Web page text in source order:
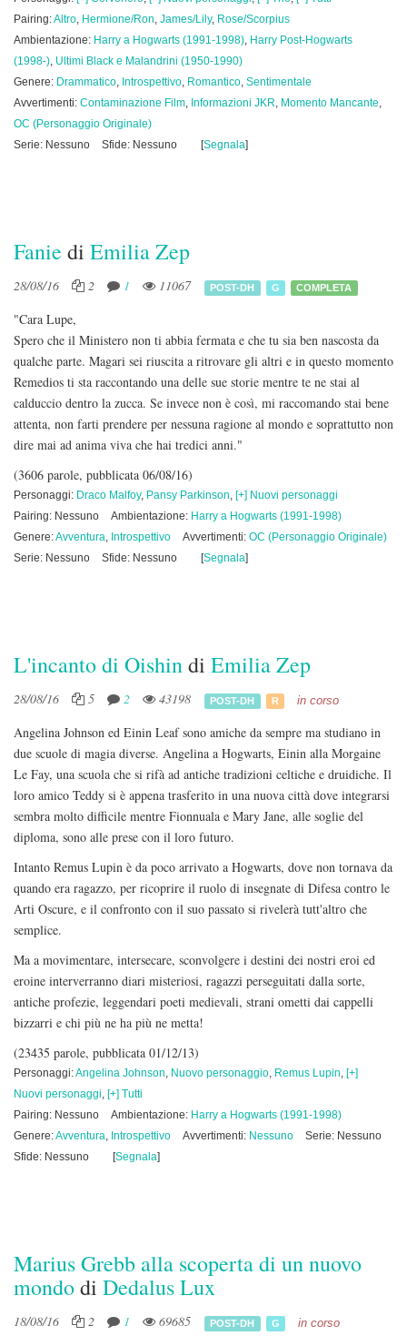
Pairing:Altro, Hermione/Ron, James/Lily, Rose/Scorpius
Ambientazione: Harry a Hogwarts (1991-1998), Harry Post-Hogwarts
(1998-), Ultimi Black e Malandrini (1950-1990)
Genere: Drammatico, Introspettivo, Romantico, Sentimentale
Avvertimenti: Contaminazione Film, Informazioni JKR, Momento Mancante,
OC (Personaggio Originale)
Serie: Nessuno
Sfide: Nessuno [Segnala]
Fanie di Emilia Zep
28/08/16 2 1 11067 POST-DH G COMPLETA
"Cara Lupe,
Spero che il Ministero non ti abbia fermata e che tu sia ben nascosta da
qualche parte. Magari sei riuscita a ritrovare gli altri e in questo momento
Remedios ti sta raccontando una delle sue storie mentre te ne stai al
calduccio dentro la zucca. Se invece non è così, mi raccomando stai bene
attenta, non farti prendere per nessuna ragione al mondo e soprattutto non
dire mai ad anima viva che hai tredici anni."
(3606 parole, pubblicata 06/08/16)
Personaggi: Draco Malfoy, Pansy Parkinson, [+] Nuovi personaggi
Pairing: Nessuno
Ambientazione: Harry a Hogwarts (1991-1998)
Genere:Avventura, Introspettivo Avvertimenti: OC (Personaggio Originale)
Serie: Nessuno
Sfide: Nessuno [Segnala]
L'incanto di Oishindi Emilia Zep
28/08/16 5 2 43198 POST-DH R in corso
Angelina Johnson ed Einin Leaf sono amiche da sempre ma studiano in
due scuole di magia diverse. Angelina a Hogwarts, Einin alla Morgaine
Le Fay, una scuola che si rifà ad antiche tradizioni celtiche e druidiche. Il
loro amico Teddy si è appena trasferito in una nuova città dove integrarsi
sembra molto difficile mentre Fionnuala e Mary Jane, alle soglie del
diploma, sono alle prese con il loro futuro.
Intanto Remus Lupin è da poco arrivato a Hogwarts, dove non tornava da
quando era ragazzo, per ricoprire il ruolo di insegnate di Difesa contro le
Arti Oscure, e il confronto con il suo passato si rivelerà tutt'altro che
semplice.
Ma a movimentare, intersecare, sconvolgere i destini dei nostri eroi ed
eroine interverranno diari misteriosi, ragazzi perseguitati dalla sorte,
antiche profezie, leggendari poeti medievali, strani ometti dai cappelli
bizzarri e chi più ne ha più ne metta!
(23435 parole, pubblicata 01/12/13)
Personaggi:Angelina Johnson, Nuovo personaggio, Remus Lupin, [+]
Nuovi personaggi, [+] Tutti
Pairing: Nessuno
Ambientazione: Harry a Hogwarts (1991-1998)
Genere:Avventura, Introspettivo Avvertimenti: Nessuno
Serie: Nessuno
Sfide: Nessuno
[Segnala]
Marius Grebb alla scoperta di un nuovo
mondodi Dedalus Lux
18/08/16 2 1 69685 POST-DH G in corso